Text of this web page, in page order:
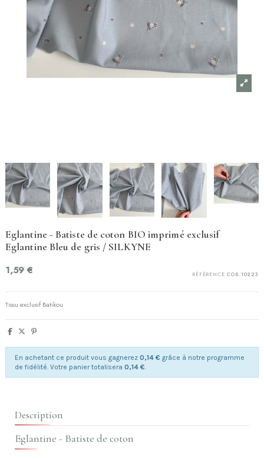
Eglantine - Batiste de coton BIO imprimé exclusif
Eglantine Bleu de gris / SILKYNE
RÉFÉRENCE COS.10223
1,59 €
Tissu exclusif Batikou
En achetant ce produit vous gagnerez 0,14 € grâce à notre programme
de fidélité. Votre panier totalisera 0,14 €.
Description
Eglantine - Batiste de coton